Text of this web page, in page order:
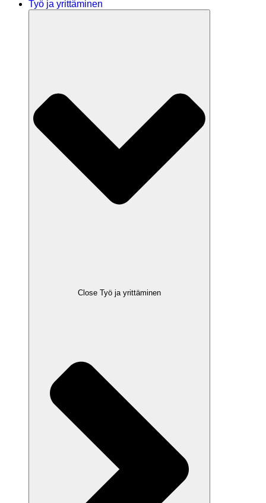
Työ ja yrittäminen
Close Työ ja yrittäminen